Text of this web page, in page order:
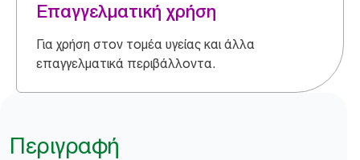
Επαγγελματική χρήση
Για χρήση στον τομέα υγείας και άλλα
επαγγελματικά περιβάλλοντα.
Περιγραφή